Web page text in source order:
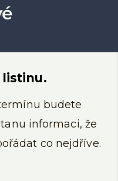
listinu.
budete
informaci, že
co nejdříve.